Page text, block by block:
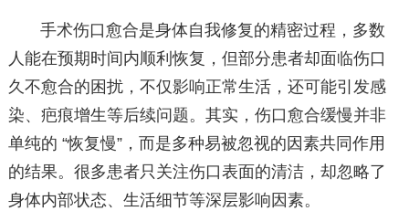
手术伤口愈合是身体自我修复的精密过程，多数
人能在预期时间内顺利恢复，但部分患者却面临伤口
久不愈合的困扰，不仅影响正常生活，还可能引发感
染、疤痕增生等后续问题。其实，伤口愈合缓慢并非
单纯的 “恢复慢”，而是多种易被忽视的因素共同作用
的结果。很多患者只关注伤口表面的清洁，却忽略了
身体内部状态、生活细节等深层影响因素。